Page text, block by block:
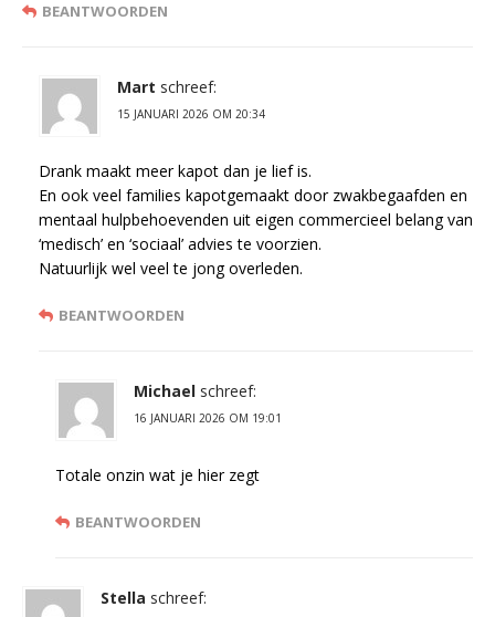
BEANTWOORDEN
Mart schreef:
15 JANUARI 2026 OM 20:34
Drank maakt meer kapot dan je lief is.
En ook veel families kapotgemaakt door zwakbegaafden en
mentaal hulpbehoevenden uit eigen commercieel belang van
‘medisch’ en ‘sociaal’ advies te voorzien.
Natuurlijk wel veel te jong overleden.
BEANTWOORDEN
Michael schreef:
16 JANUARI 2026 OM 19:01
Totale onzin wat je hier zegt
BEANTWOORDEN
Stella schreef: